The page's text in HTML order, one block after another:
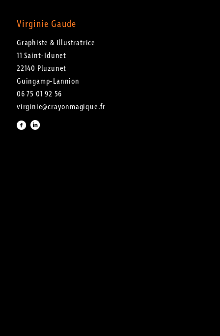
Virginie Gaude
Graphiste & Illustratrice
11 Saint-Idunet
22140 Pluzunet
Guingamp-Lannion
06 75 01 92 56
virginie@crayonmagique.fr